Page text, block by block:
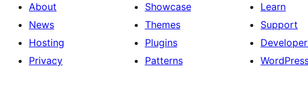
About
News
Hosting
Privacy
Showcase
Themes
Plugins
Patterns
Learn
Support